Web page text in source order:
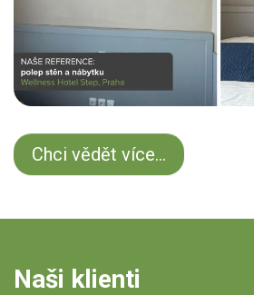
Chci vědět více...
Naši klienti